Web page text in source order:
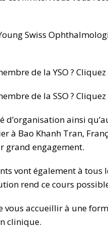
Swiss
de la YSO ? Cliquez
de la SSO ? Cliquez
d’organisation ainsi
à Bao Khanh Tran,
grand engagement.
vont également à tous
rend ce cours
vous accueillir à une
clinique.